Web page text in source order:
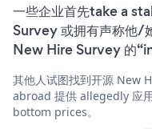
一些企业首先take a
Survey 或拥有声称他
New Hire Survey 的
其他人试图找到开源 New
abroad 提供 allegedly 应
bottom prices。